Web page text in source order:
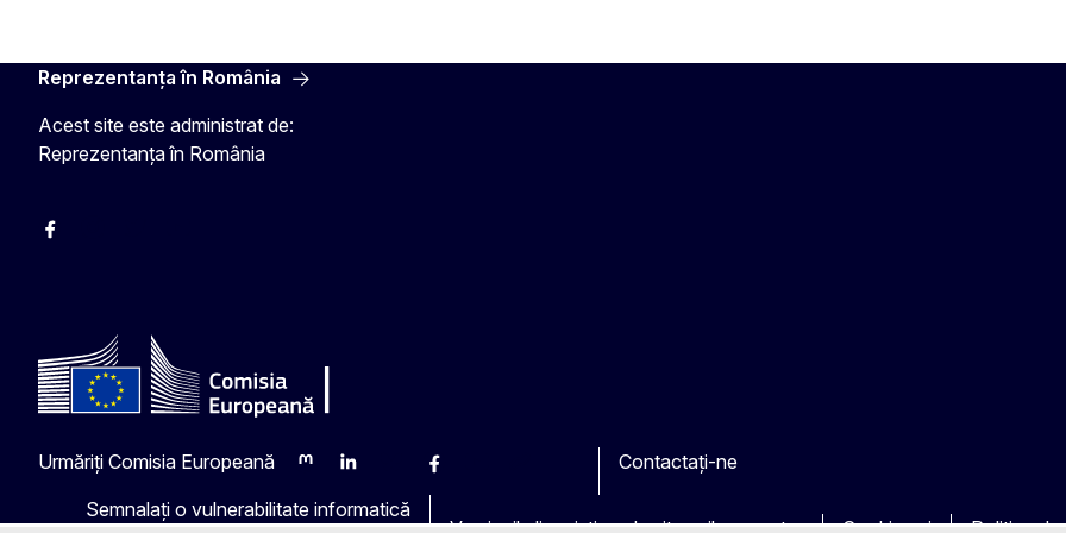
Reprezentanța în România
Acest site este administrat de:
Reprezentanța în România
Facebook
Urmăriți Comisia Europeană
MastodonLinkedInBlueskyFacebook
Contactați-ne
Semnalați o vulnerabilitate informatică
Versiunile lingvistice ale site-urilor noastre
Cookie-uri Politica